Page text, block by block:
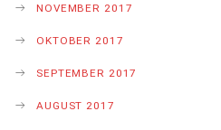
NOVEMBER 2017
OKTOBER 2017
SEPTEMBER 2017
AUGUST 2017